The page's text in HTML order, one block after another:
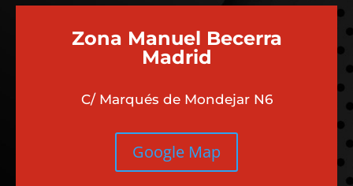
Zona Manuel Becerra
Madrid
C/ Marqués de Mondejar N6
Google Map